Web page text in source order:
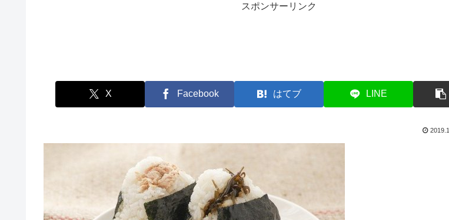
スポンサーリンク
X Facebook はてブ LINE